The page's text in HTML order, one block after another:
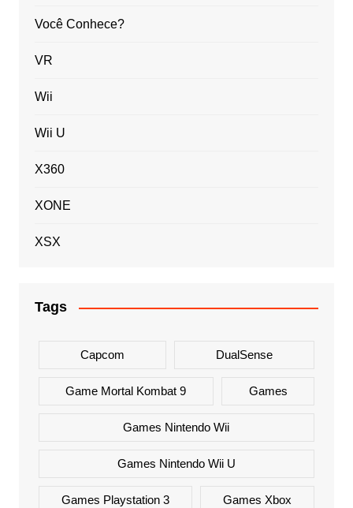
Você Conhece?
VR
Wii
Wii U
X360
XONE
XSX
Tags
Capcom DualSense
Game Mortal Kombat 9 Games
Games Nintendo Wii
Games Nintendo Wii U
Games Playstation 3 Games Xbox